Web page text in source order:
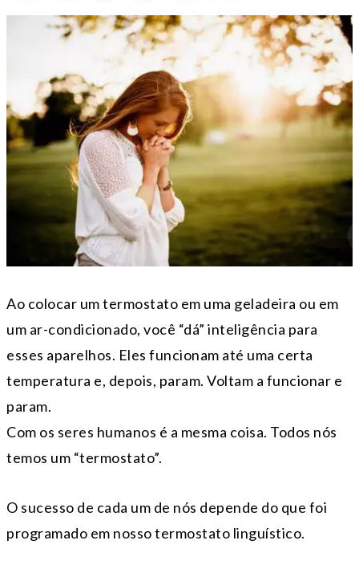
Ao colocar um termostato em uma geladeira ou em
um ar-condicionado, você “dá” inteligência para
esses aparelhos. Eles funcionam até uma certa
temperatura e, depois, param. Voltam a funcionar e
param.
Com os seres humanos é a mesma coisa. Todos nós
temos um “termostato”.
O sucesso de cada um de nós depende do que foi
programado em nosso termostato linguístico.